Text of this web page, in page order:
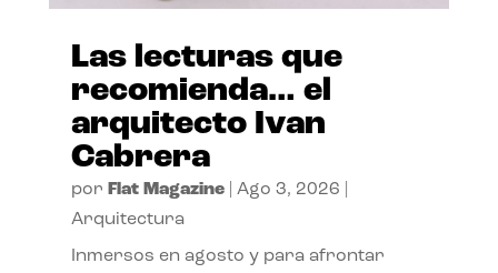
Las lecturas que
recomienda… el
arquitecto Ivan
Cabrera
por Flat Magazine| Ago 3, 2026
Arquitectura
Inmersos en agosto y para afrontar